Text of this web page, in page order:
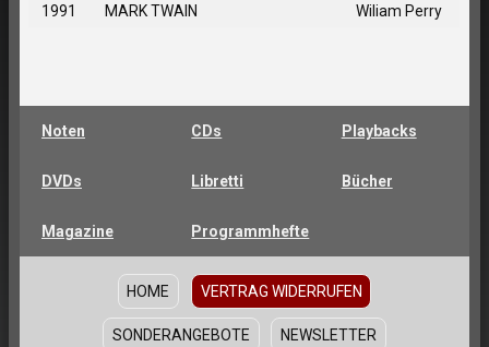
1991 MARK TWAIN Wiliam Perry
Noten CDs Playbacks
DVDs Libretti Bücher
Magazine Programmhefte
HOME VERTRAG WIDERRUFEN
SONDERANGEBOTE NEWSLETTER